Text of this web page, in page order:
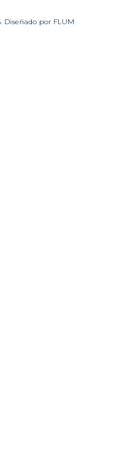
Diseñado por FLUM